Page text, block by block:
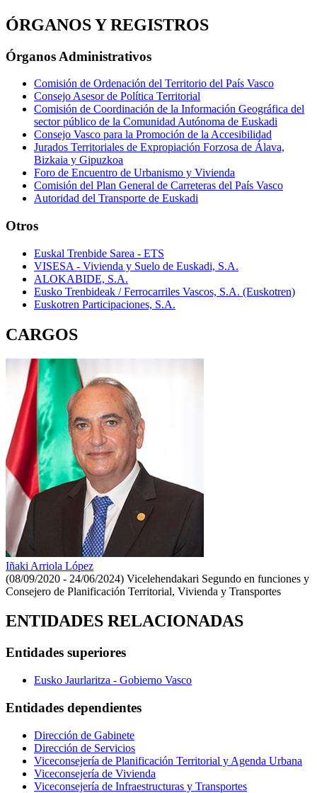
ÓRGANOS Y REGISTROS
Órganos Administrativos
Comisión de Ordenación del Territorio del País Vasco
Consejo Asesor de Política Territorial
Comisión de Coordinación de la Información Geográfica del
sector público de la Comunidad Autónoma de Euskadi
Consejo Vasco para la Promoción de la Accesibilidad
Jurados Territoriales de Expropiación Forzosa de Álava,
Bizkaia y Gipuzkoa
Foro de Encuentro de Urbanismo y Vivienda
Comisión del Plan General de Carreteras del País Vasco
Autoridad del Transporte de Euskadi
Otros
Euskal Trenbide Sarea - ETS
VISESA - Vivienda y Suelo de Euskadi, S.A.
ALOKABIDE, S.A.
Eusko Trenbideak / Ferrocarriles Vascos, S.A. (Euskotren)
Euskotren Participaciones, S.A.
CARGOS
Iñaki Arriola López
(08/09/2020 - 24/06/2024) Vicelehendakari Segundo en funciones y
Consejero de Planificación Territorial, Vivienda y Transportes
ENTIDADES RELACIONADAS
Entidades superiores
Eusko Jaurlaritza - Gobierno Vasco
Entidades dependientes
Dirección de Gabinete
Dirección de Servicios
Viceconsejería de Planificación Territorial y Agenda Urbana
Viceconsejería de Vivienda
Viceconsejería de Infraestructuras y Transportes